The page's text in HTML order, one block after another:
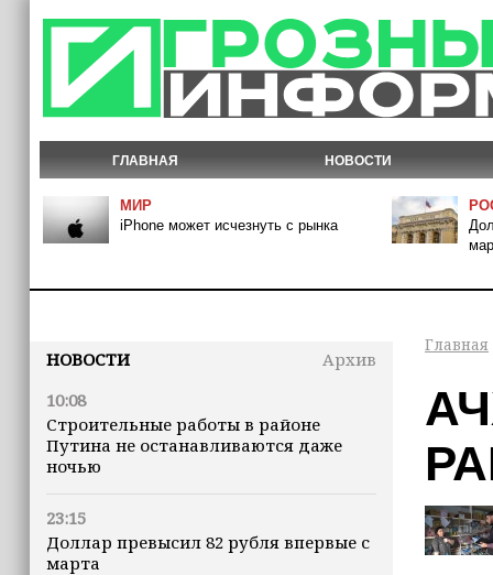
ГЛАВНАЯ НОВОСТИ
МИР
iPhone может исчезнуть с рынка
НОВОСТИ
Архив
10:08
Строительные работы в районе
Путина не останавливаются даже
ночью
23:15
Доллар превысил 82 рубля впервые с
марта
Главная